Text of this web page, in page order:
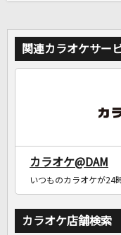
関連カラオケサー
カラオケ@DAM
いつものカラオケが24
カラオケ店舗検索